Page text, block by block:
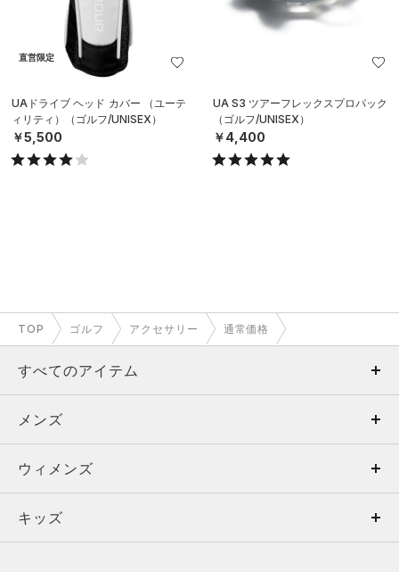
直営限定
UAドライブ ヘッド カバー （ユーテ
ィリティ）（ゴルフ/UNISEX）
￥5,500
UA S3 ツアーフレックスプロパック
（ゴルフ/UNISEX）
￥4,400
TOP ゴルフ アクセサリー 通常価格
すべてのアイテム
メンズ
ウィメンズ
キッズ
メンズ
トップス
ボトムス
ウィメンズ
トップス
キッズ